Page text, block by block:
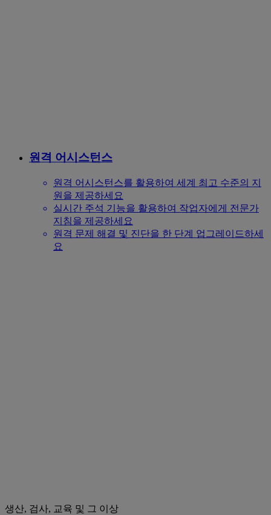
원격 어시스턴스
원격 어시스턴스를 활용하여 세계 최고 수준의 지
원을 제공하세요
실시간 주석 기능을 활용하여 작업자에게 전문가
지침을 제공하세요
원격 문제 해결 및 진단을 한 단계 업그레이드하세
요
생산, 검사, 교육 및 그 이상